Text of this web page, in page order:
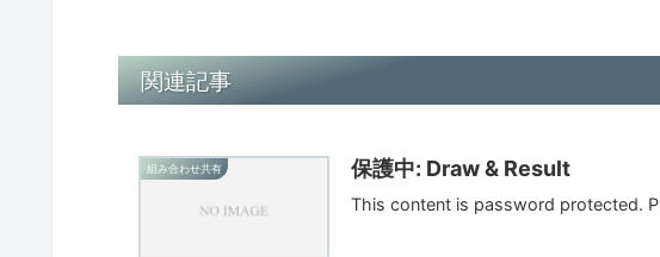
関連記事
組み合わせ共有 保護中: Draw & Result
This content is password protected.